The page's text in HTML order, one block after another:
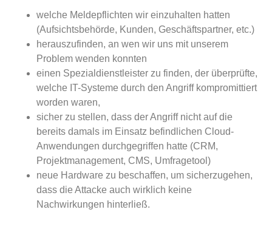
welche Meldepflichten wir einzuhalten hatten
(Aufsichtsbehörde, Kunden, Geschäftspartner, etc.)
herauszufinden, an wen wir uns mit unserem
Problem wenden konnten
einen Spezialdienstleister zu finden, der überprüfte,
welche IT-Systeme durch den Angriff kompromittiert
worden waren,
sicher zu stellen, dass der Angriff nicht auf die
bereits damals im Einsatz befindlichen Cloud-
Anwendungen durchgegriffen hatte (CRM,
Projektmanagement, CMS, Umfragetool)
neue Hardware zu beschaffen, um sicherzugehen,
dass die Attacke auch wirklich keine
Nachwirkungen hinterließ.